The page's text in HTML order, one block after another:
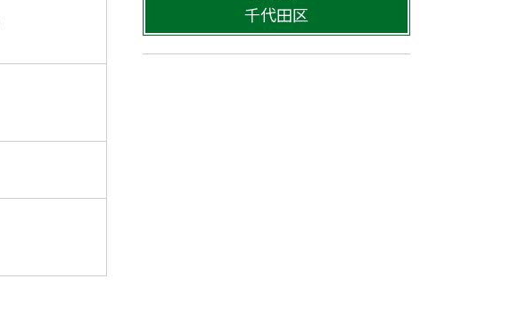
千代田区